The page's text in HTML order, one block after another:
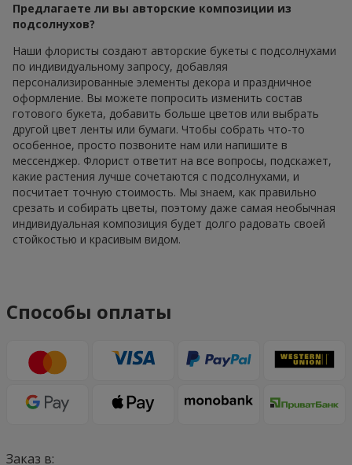
Предлагаете ли вы авторские композиции из
подсолнухов?
Наши флористы создают авторские букеты с подсолнухами
по индивидуальному запросу, добавляя
персонализированные элементы декора и праздничное
оформление. Вы можете попросить изменить состав
готового букета, добавить больше цветов или выбрать
другой цвет ленты или бумаги. Чтобы собрать что-то
особенное, просто позвоните нам или напишите в
мессенджер. Флорист ответит на все вопросы, подскажет,
какие растения лучше сочетаются с подсолнухами, и
посчитает точную стоимость. Мы знаем, как правильно
срезать и собирать цветы, поэтому даже самая необычная
индивидуальная композиция будет долго радовать своей
стойкостью и красивым видом.
Способы оплаты
Заказ в: